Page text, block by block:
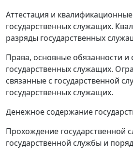
Аттестация и
государственных служащих.
разряды государственных
Права, основные обязанности и
государственных служащих.
связанные с государственной
государственных служащих.
Денежное содержание
Прохождение государственной
государственной службы и